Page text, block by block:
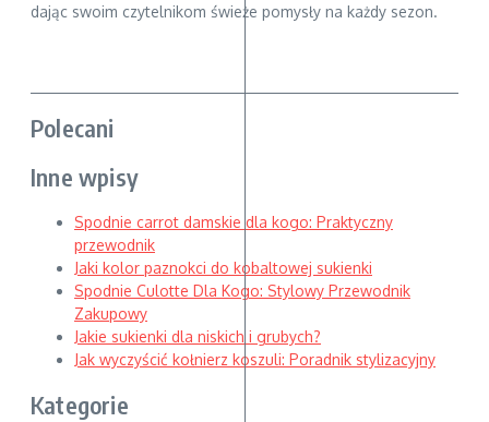
dając swoim czytelnikom świeże pomysły na każdy sezon.
Polecani
Inne wpisy
Spodnie carrot damskie dla kogo: Praktyczny
przewodnik
Jaki kolor paznokci do kobaltowej sukienki
Spodnie Culotte Dla Kogo: Stylowy Przewodnik
Zakupowy
Jakie sukienki dla niskich i grubych?
Jak wyczyścić kołnierz koszuli: Poradnik stylizacyjny
Kategorie